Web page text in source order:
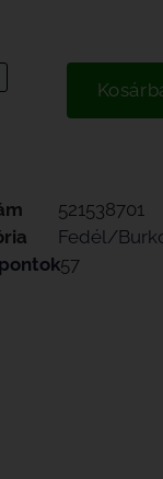
521538701
Fedél/
57